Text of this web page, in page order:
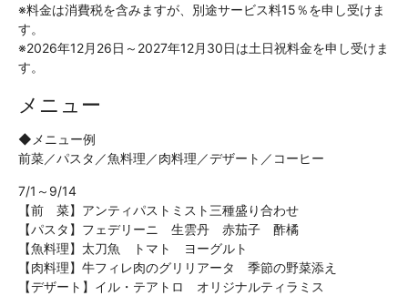
※料金は消費税を含みますが、別途サービス料15％を申し受けま
す。
※2026年12月26日～2027年12月30日は土日祝料金を申し受けま
す。
メニュー
◆メニュー例
前菜／パスタ／魚料理／肉料理／デザート／コーヒー
7/1～9/14
【前 菜】アンティパストミスト三種盛り合わせ
【パスタ】フェデリーニ 生雲丹 赤茄子 酢橘
【魚料理】太刀魚 トマト ヨーグルト
【肉料理】牛フィレ肉のグリリアータ 季節の野菜添え
【デザート】イル・テアトロ オリジナルティラミス